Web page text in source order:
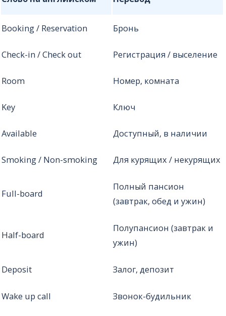
Booking / Reservation Бронь
Check-in / Check out Регистрация / выселение
Room Номер, комната
Key Ключ
Available Доступный, в наличии
Smoking / Non-smoking Для курящих / некурящих
Full-board
Полный пансион
(завтрак, обед и ужин)
Half-board
Полупансион (завтрак и
ужин)
Deposit Залог, депозит
Wake up call Звонок-будильник